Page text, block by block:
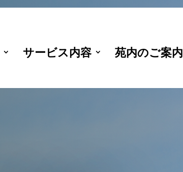
サービス内容 苑内のご案内